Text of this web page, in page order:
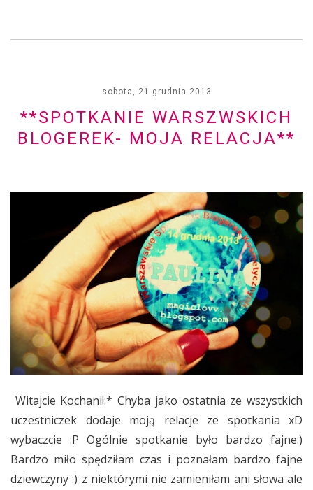
sobota, 21 grudnia 2013
**SPOTKANIE WARSZWSKICH
BLOGEREK- MOJA RELACJA**
Witajcie Kochani!:* Chyba jako ostatnia ze wszystkich
uczestniczek dodaje moją relacje ze spotkania xD
wybaczcie :P Ogólnie spotkanie było bardzo fajne:)
Bardzo miło spędziłam czas i poznałam bardzo fajne
dziewczyny :) z niektórymi nie zamieniłam ani słowa ale